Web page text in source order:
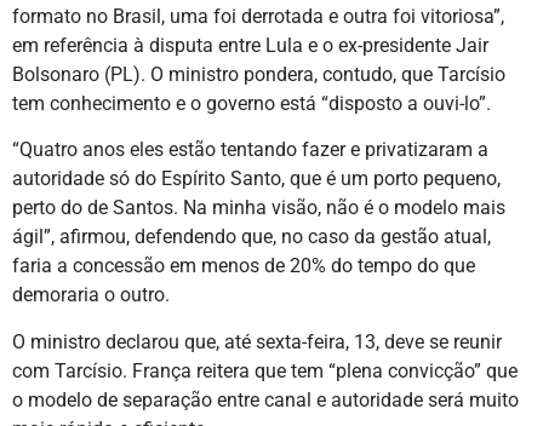
formato no Brasil, uma foi derrotada e outra foi vitoriosa”,
em referência à disputa entre Lula e o ex-presidente Jair
Bolsonaro (PL). O ministro pondera, contudo, que Tarcísio
tem conhecimento e o governo está “disposto a ouvi-lo”.
“Quatro anos eles estão tentando fazer e privatizaram a
autoridade só do Espírito Santo, que é um porto pequeno,
perto do de Santos. Na minha visão, não é o modelo mais
ágil”, afirmou, defendendo que, no caso da gestão atual,
faria a concessão em menos de 20% do tempo do que
demoraria o outro.
O ministro declarou que, até sexta-feira, 13, deve se reunir
com Tarcísio. França reitera que tem “plena convicção” que
o modelo de separação entre canal e autoridade será muito